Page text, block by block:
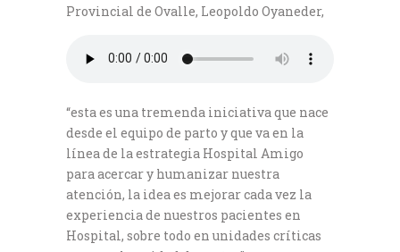
Provincial de Ovalle, Leopoldo Oyaneder,
“esta es una tremenda iniciativa que nace
desde el equipo de parto y que va en la
línea de la estrategia Hospital Amigo
para acercar y humanizar nuestra
atención, la idea es mejorar cada vez la
experiencia de nuestros pacientes en
Hospital, sobre todo en unidades críticas